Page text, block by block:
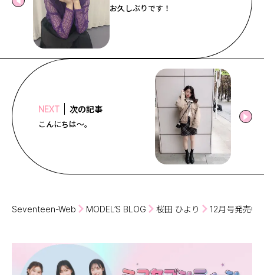
お久しぶりです！
NEXT 次の記事
こんにちは〜。
Seventeen-Web MODEL’S BLOG 桜田 ひより 12月号発売中